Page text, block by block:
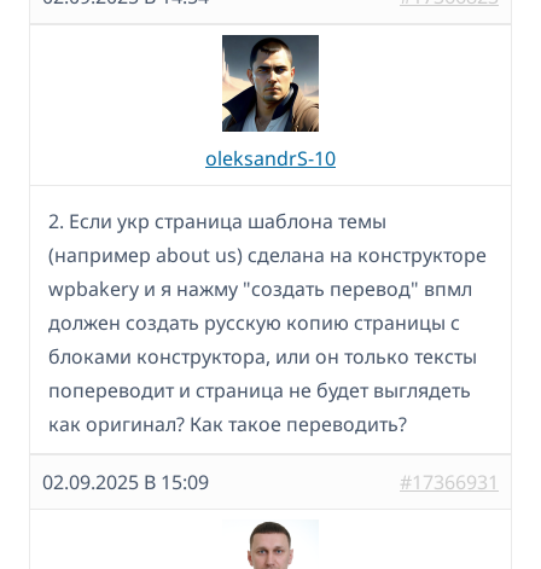
oleksandrS-10
2. Если укр страница шаблона темы
(например about us) сделана на конструкторе
wpbakery и я нажму "создать перевод" впмл
должен создать русскую копию страницы с
блоками конструктора, или он только тексты
попереводит и страница не будет выглядеть
как оригинал? Как такое переводить?
02.09.2025 В 15:09 #17366931